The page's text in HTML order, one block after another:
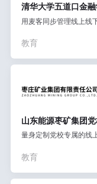
清华大学五道口金
用麦客同步管理线上线
教育
山东能源枣矿集团
量身定制党校专属的线
教育